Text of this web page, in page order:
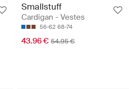
Smallstuff
Cardigan - Vestes
56-62 68-74
43.96 € 54.95 €